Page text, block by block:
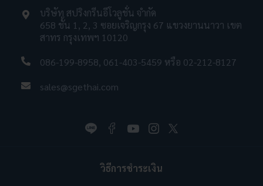
บริษัท สปริงกรีนอีโวลูชั่น จำกัด
658 ชั้น 1, 2, 3 ซอยเจริญกรุง 67 แขวงยานนาวา เขต
สาทร กรุงเทพฯ 10120
086-199-8958, 061-403-5459 หรือ 02-212-8127
sales@sgethai.com
วิธีการชำระเงิน